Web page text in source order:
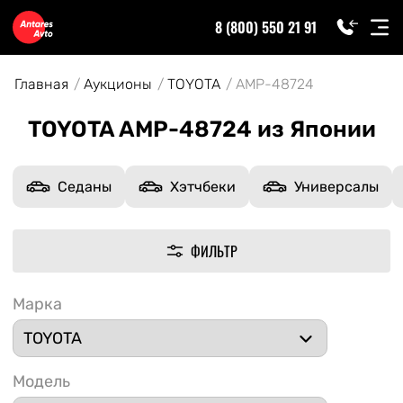
8 (800) 550 21 91
Главная Аукционы TOYOTA AMP-48724
TOYOTA AMP-48724 из Японии
Седаны Хэтчбеки Универсалы
ФИЛЬТР
Марка
Модель